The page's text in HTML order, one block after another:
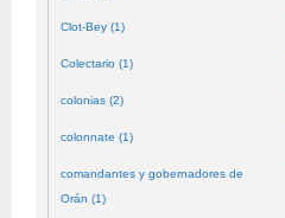
Clot-Bey (1)
Colectario (1)
colonias (2)
colonnate (1)
comandantes y gobernadores de
Orán (1)